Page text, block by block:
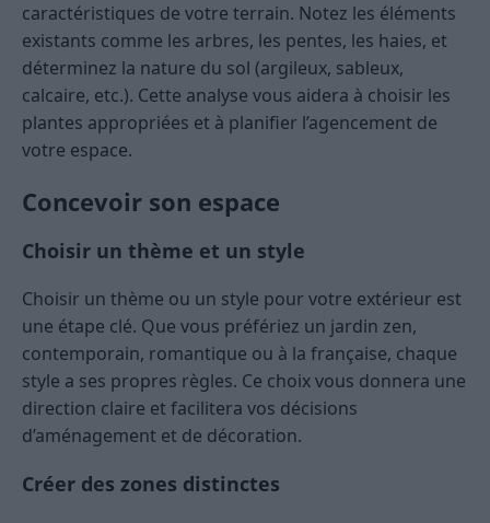
caractéristiques de votre terrain. Notez les éléments
existants comme les arbres, les pentes, les haies, et
déterminez la nature du sol (argileux, sableux,
calcaire, etc.). Cette analyse vous aidera à choisir les
plantes appropriées et à planifier l’agencement de
votre espace​.
Concevoir son espace
Choisir un thème et un style
Choisir un thème ou un style pour votre extérieur est
une étape clé. Que vous préfériez un jardin zen,
contemporain, romantique ou à la française, chaque
style a ses propres règles. Ce choix vous donnera une
direction claire et facilitera vos décisions
d’aménagement et de décoration​​.
Créer des zones distinctes